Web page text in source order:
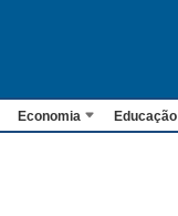
Economia Educação